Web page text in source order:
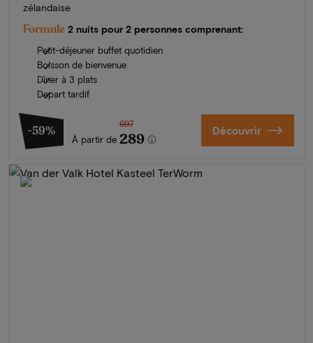
zélandaise
Formule 2 nuits pour 2 personnes comprenant:
Petit-déjeuner buffet quotidien
Boisson de bienvenue
Dîner à 3 plats
Depart tardif
-59%
À partir de
697
289 Découvrir